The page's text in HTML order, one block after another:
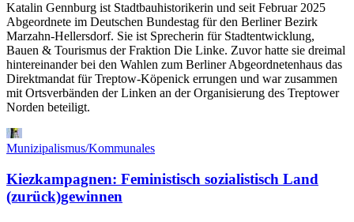
Katalin Gennburg ist Stadtbauhistorikerin und seit Februar 2025
Abgeordnete im Deutschen Bundestag für den Berliner Bezirk
Marzahn-Hellersdorf. Sie ist Sprecherin für Stadtentwicklung,
Bauen & Tourismus der Fraktion Die Linke. Zuvor hatte sie dreimal
hintereinander bei den Wahlen zum Berliner Abgeordnetenhaus das
Direktmandat für Treptow-Köpenick errungen und war zusammen
mit Ortsverbänden der Linken an der Organisierung des Treptower
Norden beteiligt.
Munizipalismus/Kommunales
Kiezkampagnen: Feministisch sozialistisch Land
(zurück)gewinnen